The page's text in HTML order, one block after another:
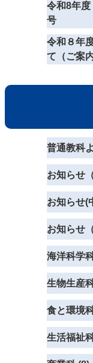
令和8年
号
令和８年
て（ご案内
普通教科
お知らせ
お知らせ(
お知らせ
海洋科学
生物生産
食と環境
生活福祉